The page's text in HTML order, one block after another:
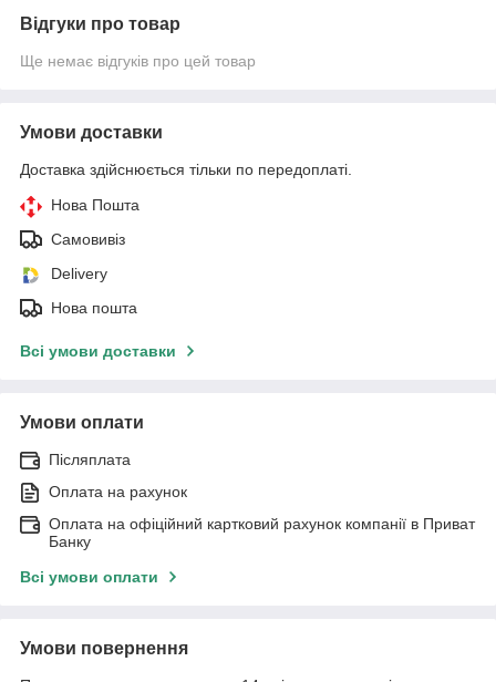
Відгуки про товар
Ще немає відгуків про цей товар
Умови доставки
Доставка здійснюється тільки по передоплаті.
Нова Пошта
Самовивіз
Delivery
Нова пошта
Всі умови доставки
Умови оплати
Післяплата
Оплата на рахунок
Оплата на офіційний картковий рахунок компанії в Приват
Банку
Всі умови оплати
Умови повернення